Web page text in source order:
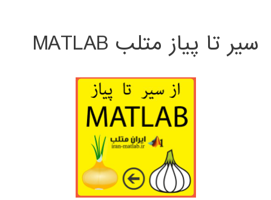
سیر تا پیاز متلب MATLAB